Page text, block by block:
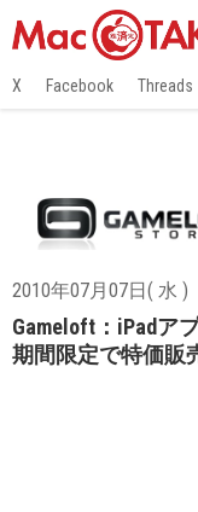
X Facebook Threads
2010年07月07日( 水 )
Gameloft：iPadア
期間限定で特価販